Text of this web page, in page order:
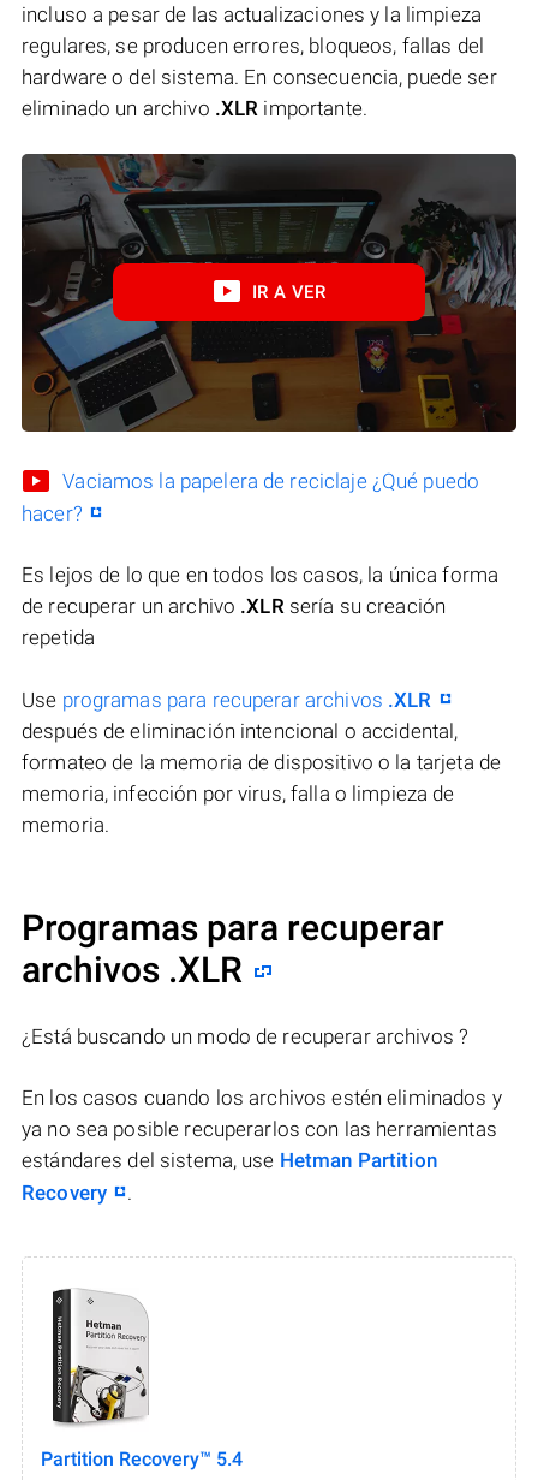
incluso a pesar de las actualizaciones y la limpieza
regulares, se producen errores, bloqueos, fallas del
hardware o del sistema. En consecuencia, puede ser
eliminado un archivo .XLR importante.
IR A VER
Vaciamos la papelera de reciclaje ¿Qué puedo
hacer?
Es lejos de lo que en todos los casos, la única forma
de recuperar un archivo .XLRsería su creación
repetida
Use programas para recuperar archivos .XLR
después de eliminación intencional o accidental,
formateo de la memoria de dispositivo o la tarjeta de
memoria, infección por virus, falla o limpieza de
memoria.
Programas para recuperar
archivos .XLR
¿Está buscando un modo de recuperar archivos ?
En los casos cuando los archivos estén eliminados y
ya no sea posible recuperarlos con las herramientas
estándares del sistema, use Hetman Partition
Recovery
.
Partition Recovery™ 5.4